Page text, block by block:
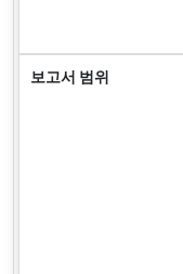
보고서 범위